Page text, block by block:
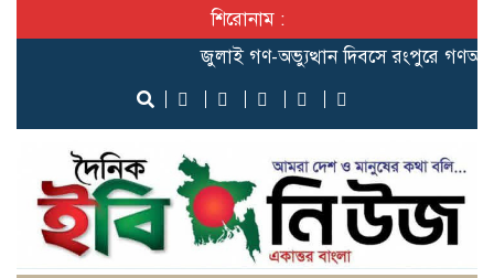
শিরোনাম :
‎জুলাই গণ-অভ্যুত্থান দিবসে রংপুরে গণঅধিকার